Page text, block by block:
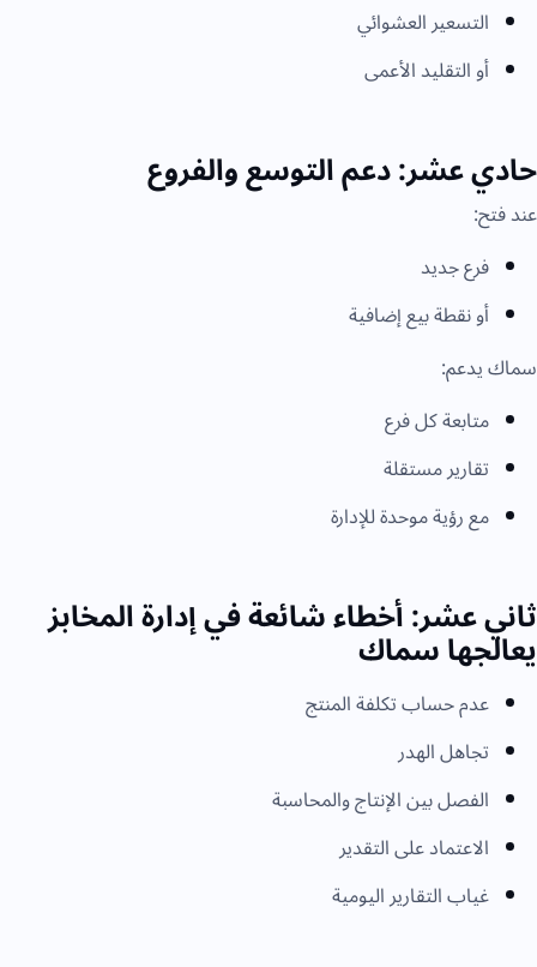
التسعير العشوائي
أو التقليد الأعمى
حادي عشر: دعم التوسع والفروع
عند فتح:
فرع جديد
أو نقطة بيع إضافية
سماك يدعم:
متابعة كل فرع
تقارير مستقلة
مع رؤية موحدة للإدارة
ثاني عشر: أخطاء شائعة في إدارة المخابز
يعالجها سماك
عدم حساب تكلفة المنتج
تجاهل الهدر
الفصل بين الإنتاج والمحاسبة
الاعتماد على التقدير
غياب التقارير اليومية